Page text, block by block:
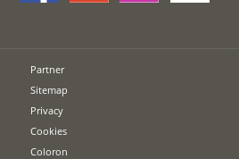
Partner
Sitemap
Privacy
Cookies
Coloron